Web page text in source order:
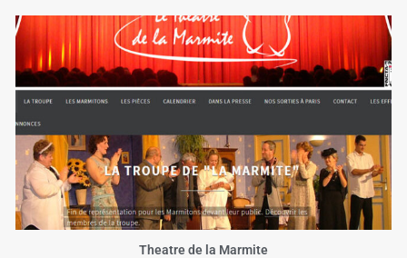
Theatre de la Marmite